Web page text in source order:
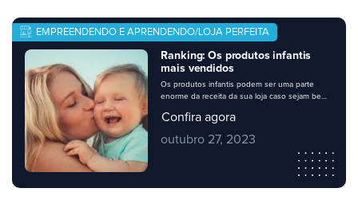
Ranking: Os produtos infantis
mais vendidos
Os produtos infantis podem ser uma parte
enorme da receita da sua loja caso sejam bem
mas a busca por eles aumenta em datas
produtos infantis que são campeões de
vendas, e é nesses que sua loja deve investir.
Confira agora
outubro 27, 2023
EMPREENDENDO E APRENDENDO/LOJA PERFEITA